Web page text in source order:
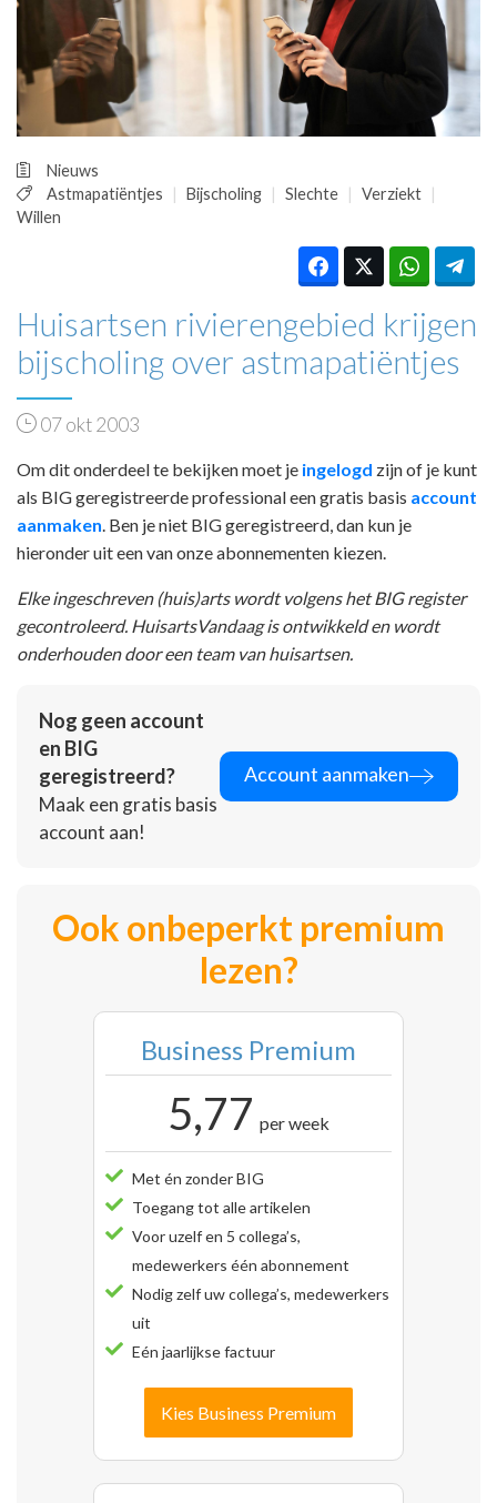
PRAKTIJKZAKEN
TARIEVEN
VPHUISARTSEN
MEDISCHE VAKHANDEL
REGISTRATIE
Nieuws
Astmapatiëntjes
Bijscholing Slechte
Verziekt
Willen
Huisartsen rivierengebied krijgen
bijscholing over astmapatiëntjes
07 okt 2003
Om dit onderdeel te bekijken moet je ingelogd zijn of je kunt
als BIG geregistreerde professional een gratis basis account
aanmaken . Ben je niet BIG geregistreerd, dan kun je
hieronder uit een van onze abonnementen kiezen.
Elke ingeschreven (huis)arts wordt volgens het BIG register
gecontroleerd. HuisartsVandaag is ontwikkeld en wordt
onderhouden door een team van huisartsen.
Nog geen account
en BIG
geregistreerd?
Maak een gratis basis
account aan!
Account aanmaken
Ook onbeperkt premium
lezen?
Business Premium
5,77 per week
Met én zonder BIG
Toegang tot alle artikelen
Voor uzelf en 5 collega’s,
medewerkers één abonnement
Nodig zelf uw collega’s, medewerkers
uit
Eén jaarlijkse factuur
Kies Business Premium